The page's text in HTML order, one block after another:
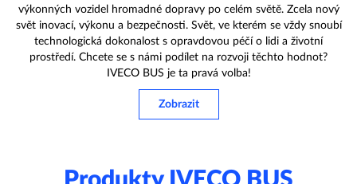
výkonných vozidel hromadné dopravy po celém světě. Zcela nový
svět inovací, výkonu a bezpečnosti. Svět, ve kterém se vždy snoubí
technologická dokonalost s opravdovou péčí o lidi a životní
prostředí. Chcete se s námi podílet na rozvoji těchto hodnot?
IVECO BUS je ta pravá volba!
Zobrazit